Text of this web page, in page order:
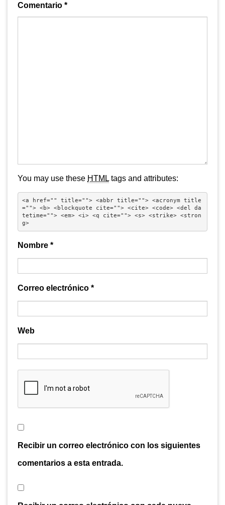
Comentario *
You may use these HTML tags and attributes:
<a href="" title=""> <abbr title=""> <acronym title
=""> <b> <blockquote cite=""> <cite> <code> <del da
tetime=""> <em> <i> <q cite=""> <s> <strike> <stron
g>
Nombre *
Correo electrónico *
Web
Recibir un correo electrónico con los siguientes
comentarios a esta entrada.